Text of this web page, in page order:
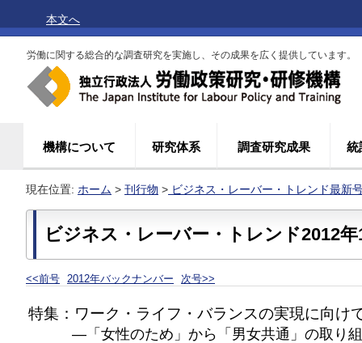
本文へ
労働に関する総合的な調査研究を実施し、その成果を広く提供しています。
機構について 研究体系 調査研究成果 統
現在位置: ホーム > 刊行物 > ビジネス・レーバー・トレンド最新
ビジネス・レーバー・トレンド2012年
<<前号 2012年バックナンバー 次号>>
特集：ワーク・ライフ・バランスの実現に向け
―「女性のため」から「男女共通」の取り